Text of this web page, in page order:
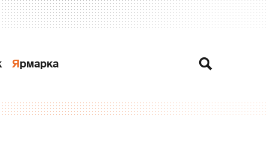
Ярмарка